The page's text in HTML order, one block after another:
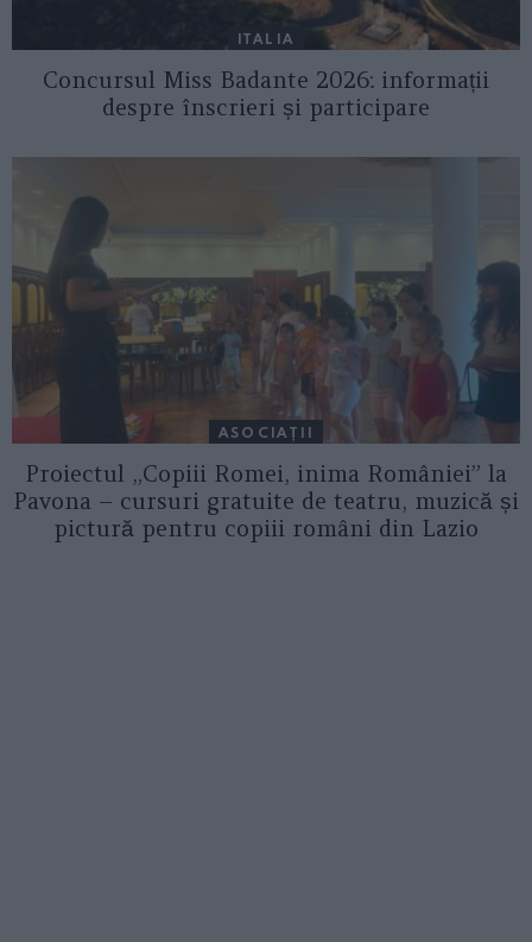
ITALIA
Concursul Miss Badante 2026: informații
despre înscrieri și participare
ASOCIAŢII
Proiectul „Copiii Romei, inima României” la
Pavona – cursuri gratuite de teatru, muzică și
pictură pentru copiii români din Lazio